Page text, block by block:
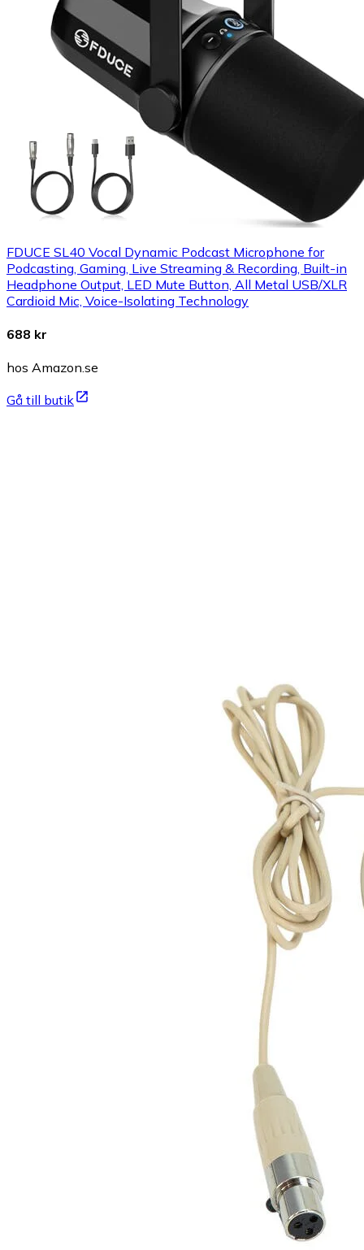
FDUCE SL40 Vocal Dynamic Podcast Microphone for
Podcasting, Gaming, Live Streaming & Recording, Built-in
Headphone Output, LED Mute Button, All Metal USB/XLR
Cardioid Mic, Voice-Isolating Technology
688 kr
hos Amazon.se
Gå till butik